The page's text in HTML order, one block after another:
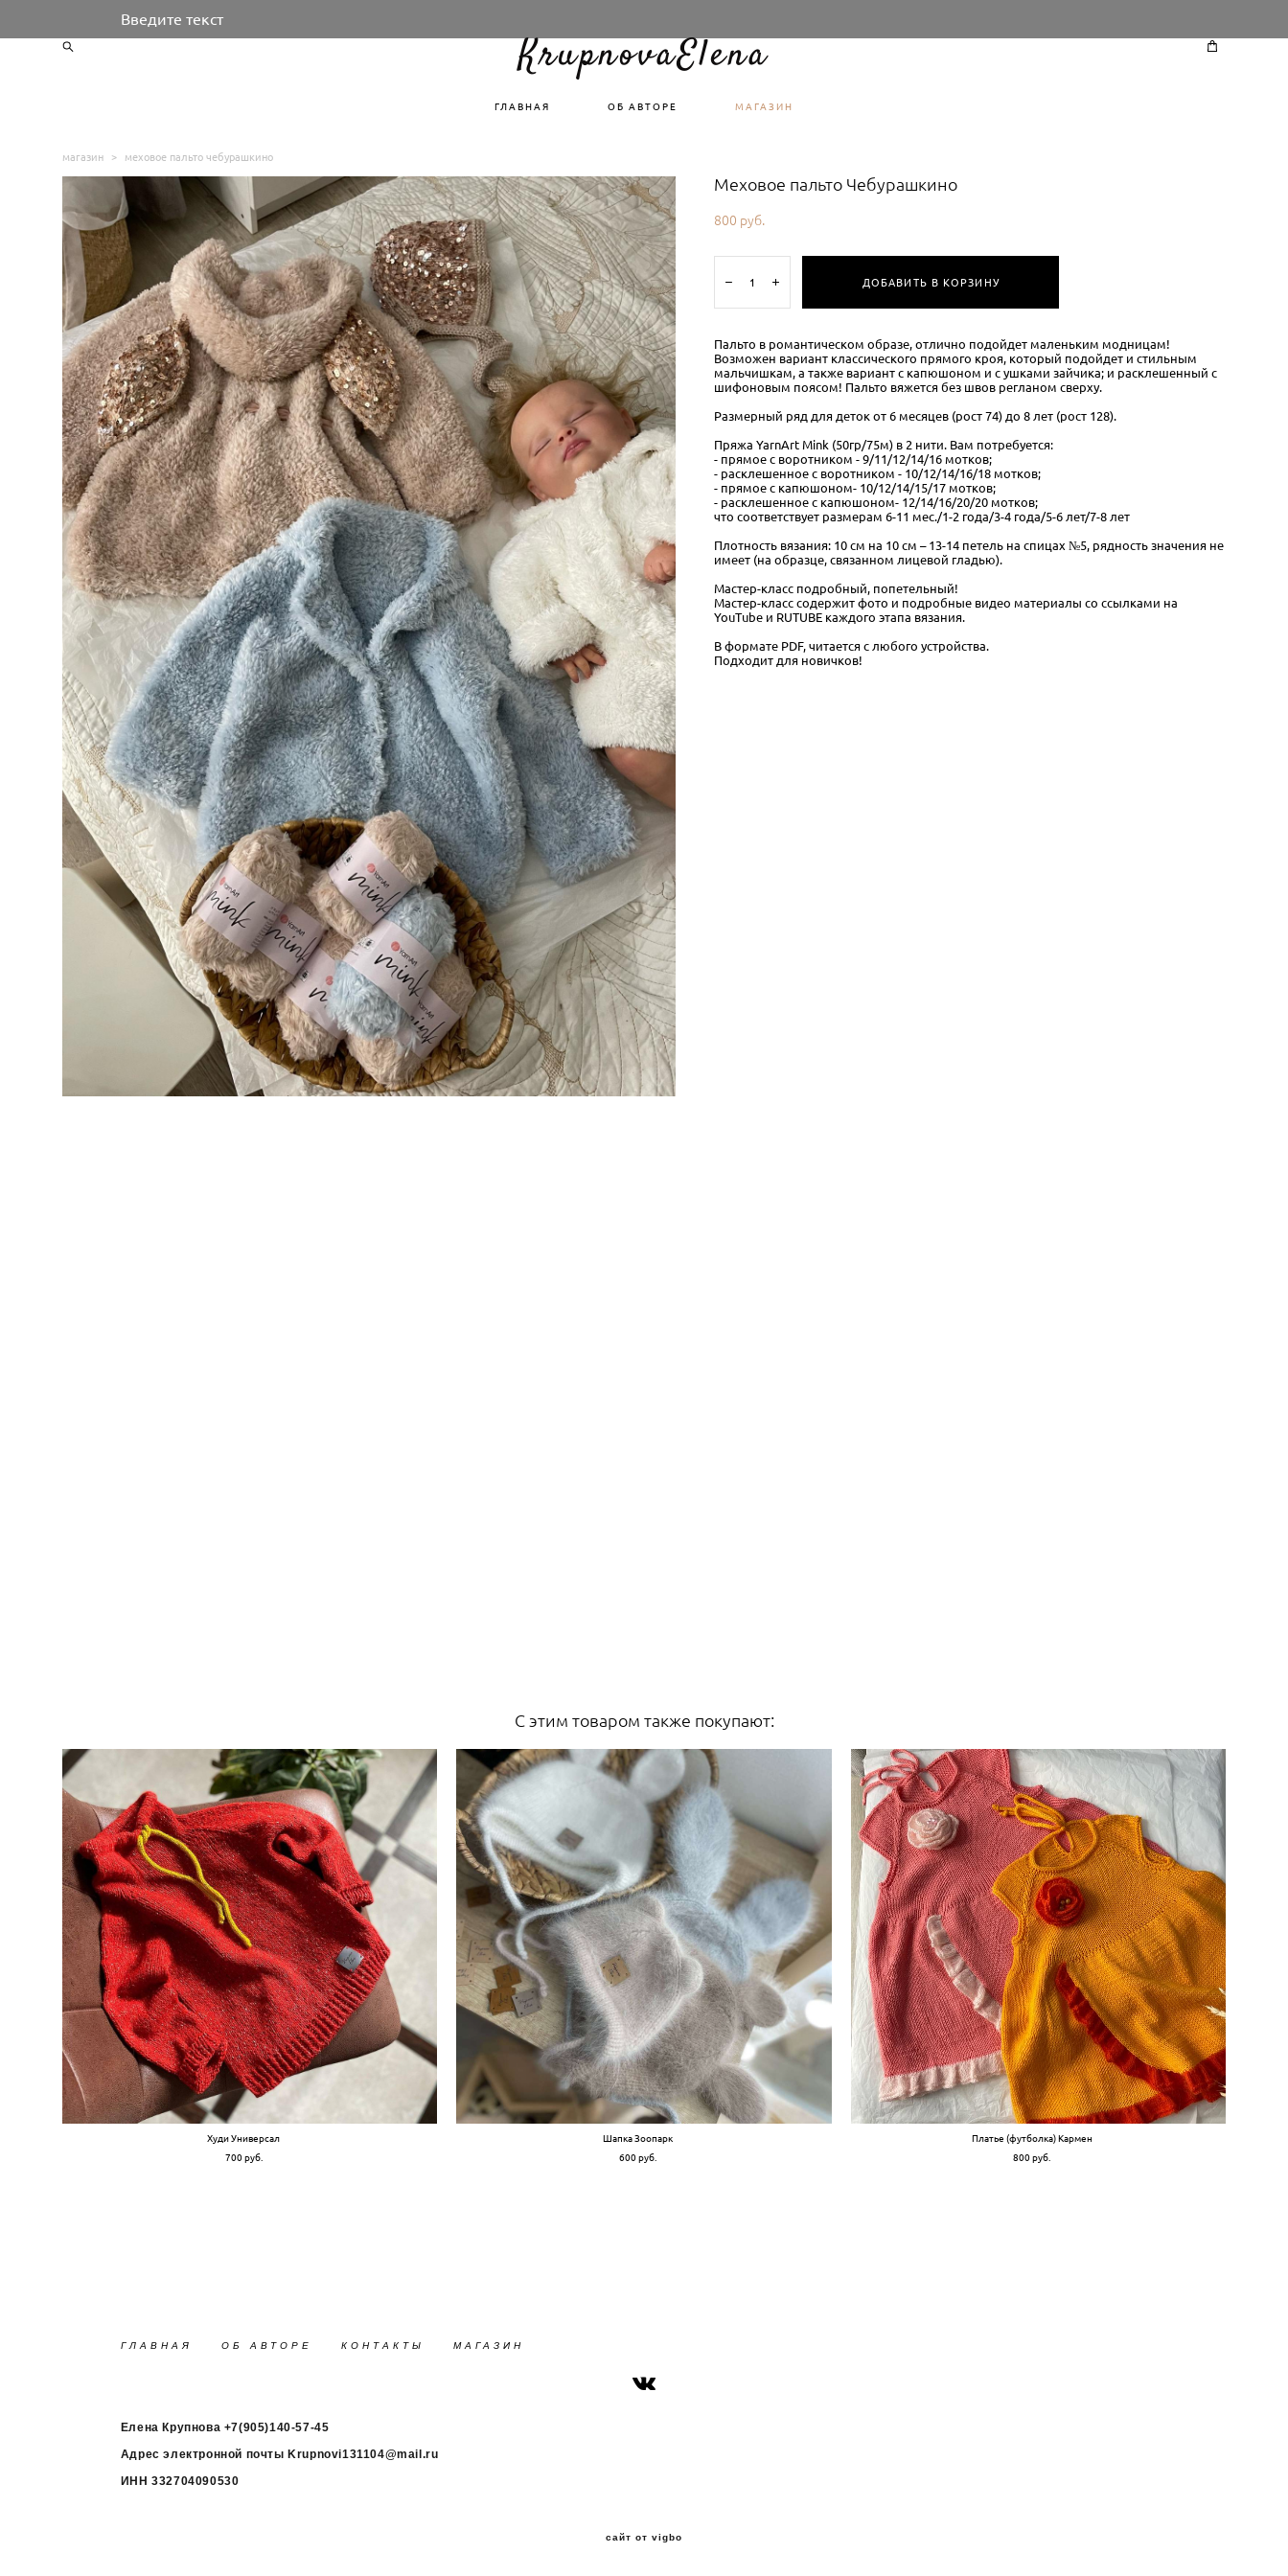
Введите текст
KrupnovaElena
ГЛАВНАЯ ОБ АВТОРЕ МАГАЗИН
магазин > меховое пальто чебурашкино
Меховое пальто Чебурашкино
800 pуб.
ДОБАВИТЬ В КОРЗИНУ
Пальто в романтическом образе, отлично подойдет маленьким модницам!
Возможен вариант классического прямого кроя, который подойдет и стильным
мальчишкам, а также вариант с капюшоном и с ушками зайчика; и расклешенный с
шифоновым поясом! Пальто вяжется без швов регланом сверху.
Размерный ряд для деток от 6 месяцев (рост 74) до 8 лет (рост 128).
Пряжа YarnArt Mink (50гр/75м) в 2 нити. Вам потребуется:
- прямое с воротником - 9/11/12/14/16 мотков;
- расклешенное с воротником - 10/12/14/16/18 мотков;
- прямое с капюшоном- 10/12/14/15/17 мотков;
- расклешенное с капюшоном- 12/14/16/20/20 мотков;
что соответствует размерам 6-11 мес./1-2 года/3-4 года/5-6 лет/7-8 лет
Плотность вязания: 10 см на 10 см – 13-14 петель на спицах №5, рядность значения не
имеет (на образце, связанном лицевой гладью).
Мастер-класс подробный, попетельный!
Мастер-класс содержит фото и подробные видео материалы со ссылками на
YouTube и RUTUBE каждого этапа вязания.
В формате PDF, читается с любого устройства.
Подходит для новичков!
С этим товаром также покупают:
Худи Универсал
700 pуб.
Шапка Зоопарк
600 pуб.
Платье (футболка) Кармен
800 pуб.
ГЛАВНАЯ ОБ АВТОРЕ КОНТАКТЫ МАГАЗИН
Елена Крупнова +7(905)140-57-45
Адрес электронной почты Krupnovi131104@mail.ru
ИНН 332704090530
сайт от vigbo